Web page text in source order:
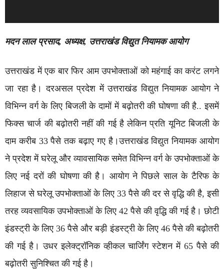
मदन लाल प्रसाद, अध्यक्ष, उत्तराखंड विद्युत नियामक आयोग
उत्तराखंड में एक बार फिर आम उपभोक्ताओं को महंगाई का करंट लगने
जा रहा है। दरअसल प्रदेश में उत्तराखंड विद्युत नियामक आयोग ने
विभिन्न वर्ग के लिए बिजली के दामों में बढ़ोतरी की घोषणा की है.. इसमें
फिक्स चार्ज की बढ़ोतरी नहीं की गई है लेकिन प्रति यूनिट बिजली के
दाम करीब 33 पैसे तक बढ़ाए गए है।उत्तराखंड विद्युत नियामक आयोग
ने प्रदेश में घरेलू और व्यावसायिक समेत विभिन्न वर्ग के उपभोक्ताओं के
लिए नई दरों की घोषणा की है। आयोग ने पिछले साल के टैरिफ के
लिहाज से घरेलू उपभोक्ताओं के लिए 33 पैसे की दर से वृद्धि की है, इसी
तरह व्यवसायिक उपभोक्ताओं के लिए 42 पैसे की वृद्धि की गई है। छोटी
इंडस्ट्री के लिए 36 पैसे और बड़ी इंडस्ट्री के लिए 46 पैसे की बढ़ोतरी
की गई है। उधर इलेक्ट्रॉनिक व्हीकल चार्जिंग स्टेशन में 65 पैसे की
बढ़ोतरी सुनिश्चित की गई है।